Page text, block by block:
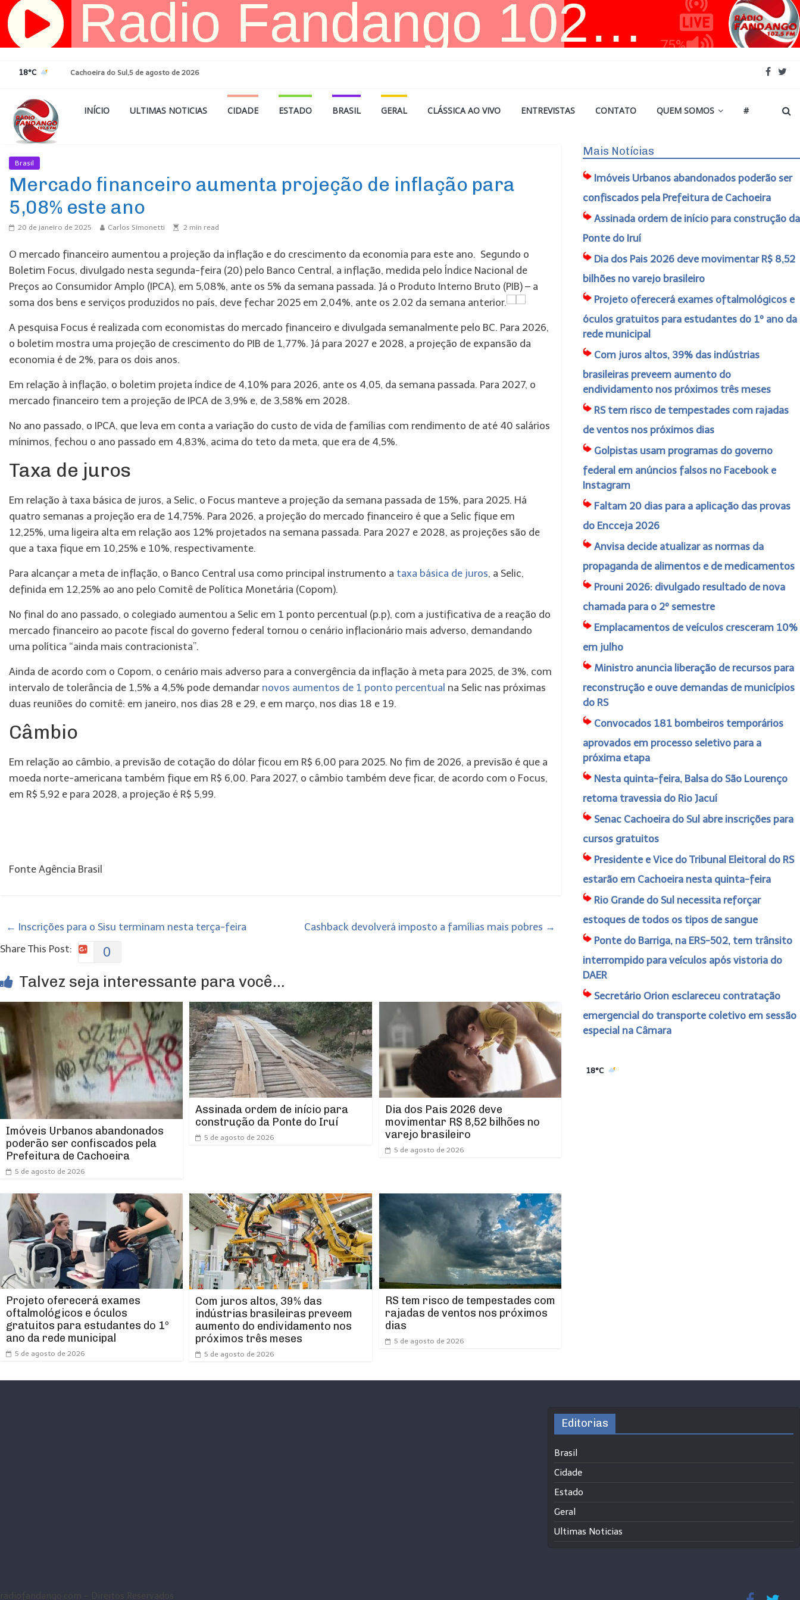
Pular
para
18°C Cachoeira do Sul,5 de agosto de 2026
INÍCIO ULTIMAS NOTICIAS CIDADE ESTADO BRASIL GERAL CLÁSSICA AO VIVO ENTREVISTAS CONTATO QUEM SOMOS #
Brasil
Mercado financeiro aumenta projeção de inflação para
5,08% este ano
20 de janeiro de 2025 Carlos Simonetti 2 min read
O mercado financeiro aumentou a projeção da inflação e do crescimento da economia para este ano. Segundo o
Boletim Focus, divulgado nesta segunda-feira (20) pelo Banco Central, a inflação, medida pelo Índice Nacional de
Preços ao Consumidor Amplo (IPCA), em 5,08%, ante os 5% da semana passada. Já o Produto Interno Bruto (PIB) – a
soma dos bens e serviços produzidos no país, deve fechar 2025 em 2,04%, ante os 2.02 da semana anterior.
A pesquisa Focus é realizada com economistas do mercado financeiro e divulgada semanalmente pelo BC. Para 2026,
o boletim mostra uma projeção de crescimento do PIB de 1,77%. Já para 2027 e 2028, a projeção de expansão da
economia é de 2%, para os dois anos.
Em relação à inflação, o boletim projeta índice de 4,10% para 2026, ante os 4,05, da semana passada. Para 2027, o
mercado financeiro tem a projeção de IPCA de 3,9% e, de 3,58% em 2028.
No ano passado, o IPCA, que leva em conta a variação do custo de vida de famílias com rendimento de até 40 salários
mínimos, fechou o ano passado em 4,83%, acima do teto da meta, que era de 4,5%.
Taxa de juros
Em relação à taxa básica de juros, a Selic, o Focus manteve a projeção da semana passada de 15%, para 2025. Há
quatro semanas a projeção era de 14,75%. Para 2026, a projeção do mercado financeiro é que a Selic fique em
12,25%, uma ligeira alta em relação aos 12% projetados na semana passada. Para 2027 e 2028, as projeções são de
que a taxa fique em 10,25% e 10%, respectivamente.
Para alcançar a meta de inflação, o Banco Central usa como principal instrumento a taxa básica de juros, a Selic,
definida em 12,25% ao ano pelo Comitê de Política Monetária (Copom).
No final do ano passado, o colegiado aumentou a Selic em 1 ponto percentual (p.p), com a justificativa de a reação do
mercado financeiro ao pacote fiscal do governo federal tornou o cenário inflacionário mais adverso, demandando
uma política “ainda mais contracionista”.
Ainda de acordo com o Copom, o cenário mais adverso para a convergência da inflação à meta para 2025, de 3%, com
intervalo de tolerância de 1,5% a 4,5% pode demandar novos aumentos de 1 ponto percentual na Selic nas próximas
duas reuniões do comitê: em janeiro, nos dias 28 e 29, e em março, nos dias 18 e 19.
Câmbio
Em relação ao câmbio, a previsão de cotação do dólar ficou em R$ 6,00 para 2025. No fim de 2026, a previsão é que a
moeda norte-americana também fique em R$ 6,00. Para 2027, o câmbio também deve ficar, de acordo com o Focus,
em R$ 5,92 e para 2028, a projeção é R$ 5,99.
Fonte Agência Brasil
← Inscrições para o Sisu terminam nesta terça-feira Cashback devolverá imposto a famílias mais pobres →
Share This Post:
0
Talvez seja interessante para você...
Imóveis Urbanos abandonados
poderão ser confiscados pela
Prefeitura de Cachoeira
5 de agosto de 2026
Assinada ordem de início para
construção da Ponte do Iruí
5 de agosto de 2026
Dia dos Pais 2026 deve
movimentar R$ 8,52 bilhões no
varejo brasileiro
5 de agosto de 2026
Projeto oferecerá exames
oftalmológicos e óculos
gratuitos para estudantes do 1º
ano da rede municipal
5 de agosto de 2026
Com juros altos, 39% das
indústrias brasileiras preveem
aumento do endividamento nos
próximos três meses
5 de agosto de 2026
RS tem risco de tempestades com
rajadas de ventos nos próximos
dias
5 de agosto de 2026
Mais Notícias
Imóveis Urbanos abandonados poderão ser
confiscados pela Prefeitura de Cachoeira
Assinada ordem de início para construção da
Ponte do Iruí
Dia dos Pais 2026 deve movimentar R$ 8,52
bilhões no varejo brasileiro
Projeto oferecerá exames oftalmológicos e
óculos gratuitos para estudantes do 1º ano da
rede municipal
Com juros altos, 39% das indústrias
brasileiras preveem aumento do
endividamento nos próximos três meses
RS tem risco de tempestades com rajadas
de ventos nos próximos dias
Golpistas usam programas do governo
federal em anúncios falsos no Facebook e
Instagram
Faltam 20 dias para a aplicação das provas
do Encceja 2026
Anvisa decide atualizar as normas da
propaganda de alimentos e de medicamentos
Prouni 2026: divulgado resultado de nova
chamada para o 2º semestre
Emplacamentos de veículos cresceram 10%
em julho
Ministro anuncia liberação de recursos para
reconstrução e ouve demandas de municípios
do RS
Convocados 181 bombeiros temporários
aprovados em processo seletivo para a
próxima etapa
Nesta quinta-feira, Balsa do São Lourenço
retoma travessia do Rio Jacuí
Senac Cachoeira do Sul abre inscrições para
cursos gratuitos
Presidente e Vice do Tribunal Eleitoral do RS
estarão em Cachoeira nesta quinta-feira
Rio Grande do Sul necessita reforçar
estoques de todos os tipos de sangue
Ponte do Barriga, na ERS-502, tem trânsito
interrompido para veículos após vistoria do
DAER
Secretário Orion esclareceu contratação
emergencial do transporte coletivo em sessão
especial na Câmara
18°C
Editorias
Brasil
Cidade
Estado
Geral
Ultimas Noticias